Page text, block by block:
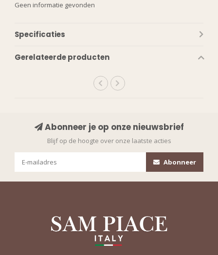
Geen informatie gevonden
Specificaties
Gerelateerde producten
Abonneer je op onze nieuwsbrief
Blijf op de hoogte over onze laatste acties
Abonneer